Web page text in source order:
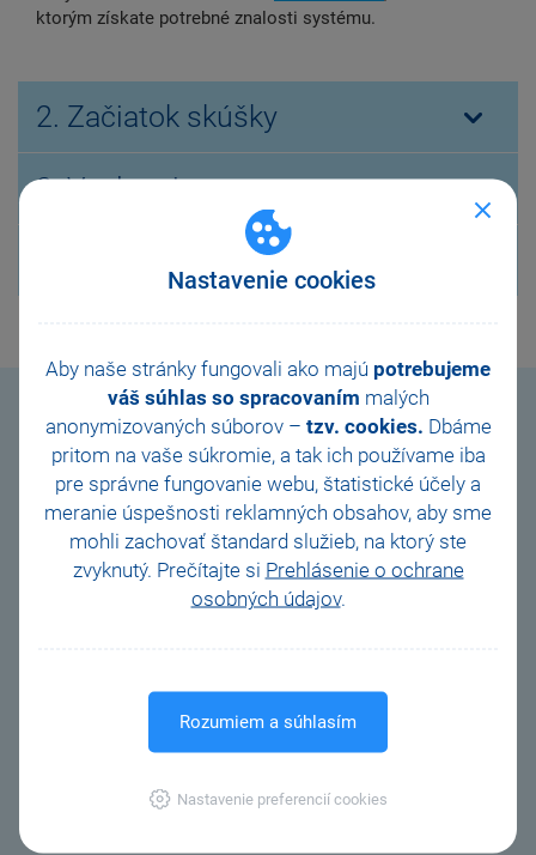
Nastavenie cookies
Aby naše stránky fungovali ako majú potrebujeme
váš súhlas so spracovaním malých
anonymizovaných súborov – tzv. cookies. Dbáme
pritom na vaše súkromie, a tak ich používame iba
pre správne fungovanie webu, štatistické účely a
meranie úspešnosti reklamných obsahov, aby sme
mohli zachovať štandard služieb, na ktorý ste
zvyknutý. Prečítajte si Prehlásenie o ochrane
osobných údajov.
Rozumiem a súhlasím
Nastavenie preferencií cookies
ktorým získate potrebné znalosti systému.
2. Začiatok skúšky
3. Vyplnenie testu
4. Kontrola priebehu
Staňte sa špecialistom či
expertom POHODA
ŠPECIALISTA POHODA. Môžete však požiadať o vykonanie
druhého testu pre získanie štatútu experta.